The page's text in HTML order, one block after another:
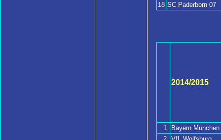
18 SC Paderborn 07
2014/2015
1
Bayern München